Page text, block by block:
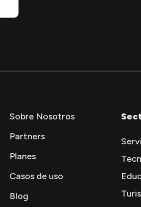
Sobre Nosotros
Partners
Planes
Casos de uso
Blog